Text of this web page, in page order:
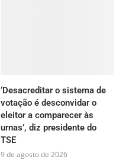
‘Desacreditar o sistema de
votação é desconvidar o
eleitor a comparecer às
urnas’, diz presidente do
TSE
9 de agosto de 2026